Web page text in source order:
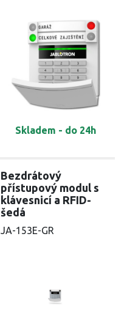
Skladem - do 24h
Bezdrátový
přístupový modul s
klávesnicí a RFID-
šedá
JA-153E-GR